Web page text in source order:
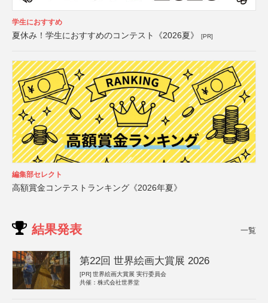
学生におすすめ
夏休み！学生におすすめのコンテスト《2026夏》 [PR]
編集部セレクト
高額賞金コンテストランキング《2026年夏》
結果発表 一覧
第22回 世界絵画大賞展 2026
[PR] 世界絵画大賞展 実行委員会
共催：株式会社世界堂